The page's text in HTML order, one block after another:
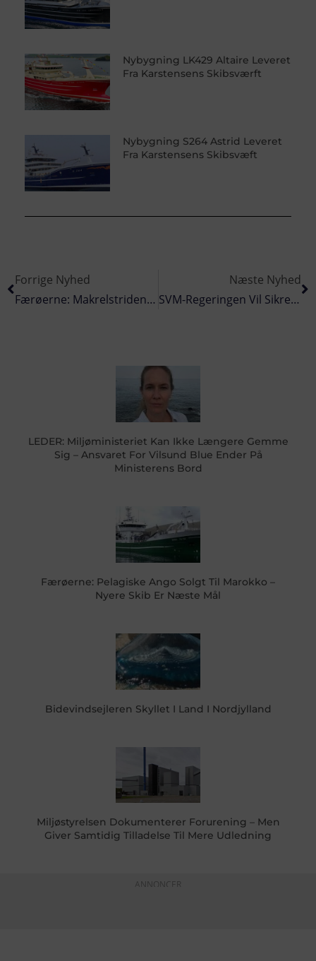
Nybygning LK429 Altaire Leveret
Fra Karstensens Skibsværft
Nybygning S264 Astrid Leveret
Fra Karstensens Skibsvæft
Forrige Nyhed
Færøerne: Makrelstriden Fortsætter – Men Fiskeriet Giver Store Fangster
Næste Nyhed
SVM-Regeringen Vil Sikre Klarhed For Virksomhederne Og Ro Om Emballagepriserne
LEDER: Miljøministeriet Kan Ikke Længere Gemme
Sig – Ansvaret For Vilsund Blue Ender På
Ministerens Bord
Færøerne: Pelagiske Ango Solgt Til Marokko –
Nyere Skib Er Næste Mål
Bidevindsejleren Skyllet I Land I Nordjylland
Miljøstyrelsen Dokumenterer Forurening – Men
Giver Samtidig Tilladelse Til Mere Udledning
ANNONCER